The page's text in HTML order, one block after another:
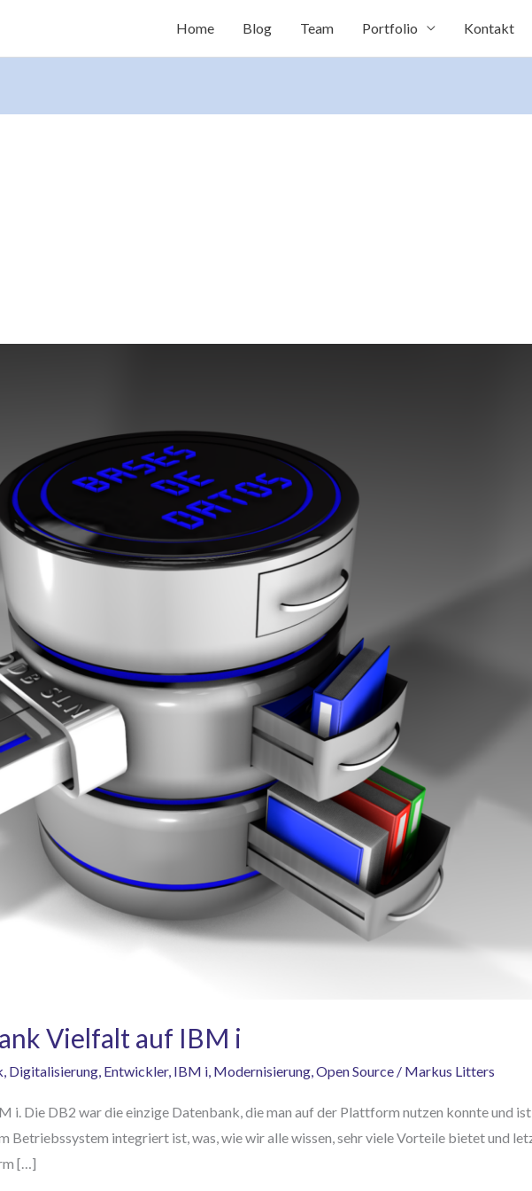
Home Blog Team Portfolio Kontakt
Vielfalt auf IBM i
, Digitalisierung, Entwickler, IBM i, Modernisierung,Open Source/ Markus Litters
i. Die DB2 war die einzige Datenbank, die man auf der Plattform nutzen konnte und ist
Betriebssystem integriert ist, was, wie wir alle wissen, sehr viele Vorteile bietet und
[…]